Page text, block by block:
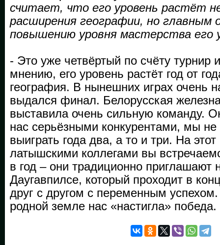
считает, что его уровень растёт
расширения географии, но главным
повышению уровня мастерства его
- Это уже четвёртый по счёту турнир
мнению, его уровень растёт год от
география. В нынешних играх очень
выдался финал. Белорусская
выставила очень сильную команду.
нас серьёзными конкурентами, мы не
выиграть года два, а то и три. На
латышскими коллегами вы
в год – они традиционно приглашают
Даугавпилсе, который проходит в
друг с другом с переменным
родной земле нас «настигла» победа.